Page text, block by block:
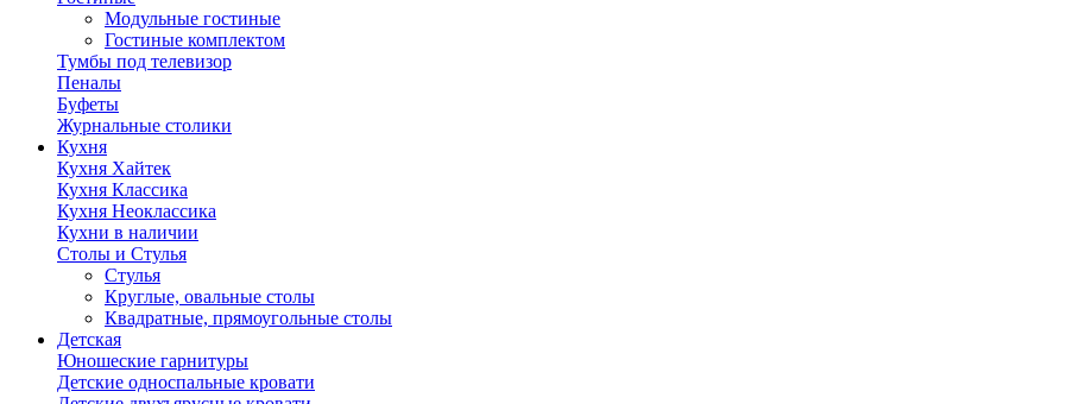
Модульные гостиные
Гостиные комплектом
Тумбы под телевизор
Пеналы
Буфеты
Журнальные столики
Кухня
Кухня Хайтек
Кухня Классика
Кухня Неоклассика
Кухни в наличии
Столы и Стулья
Стулья
Круглые, овальные столы
Квадратные, прямоугольные столы
Детская
Юношеские гарнитуры
Детские односпальные кровати